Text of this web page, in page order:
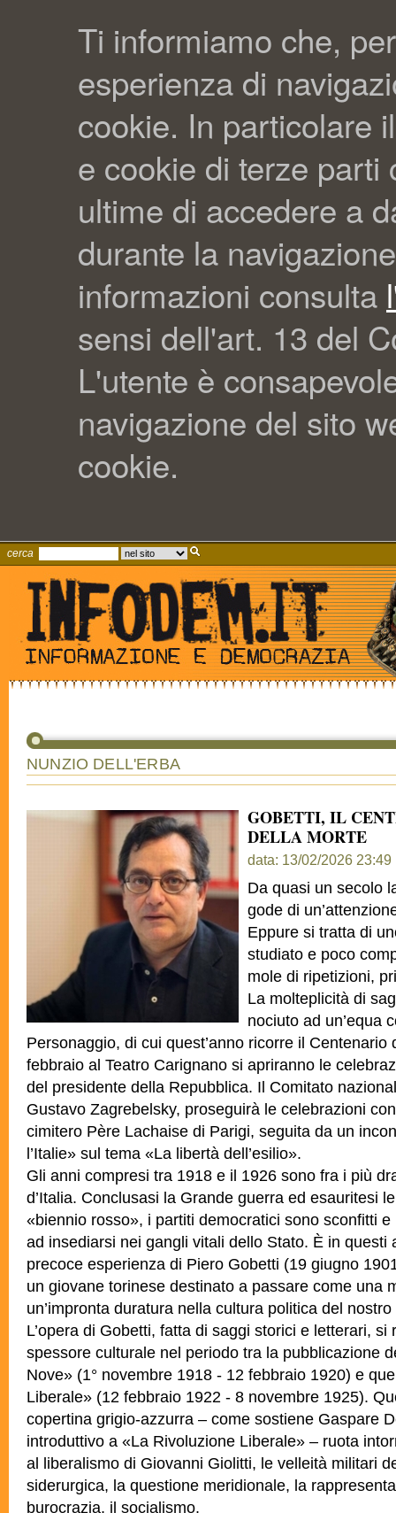
Ti informiamo che,
esperienza di
cookie. In particolare
e cookie di terze parti
ultime di accedere a
durante la
informazioni consulta
sensi dell'art. 13 del
L'utente è
navigazione del sito
cookie.
cerca
NUNZIO DELL'ERBA
GOBETTI, IL
DELLA MORTE
data: 13/02/2026 23:49
Da quasi un secolo
gode di
Eppure si tratta di
studiato e poco
mole di ripetizioni,
La molteplicità di
nociuto ad un’equa
Personaggio, di cui quest’anno ricorre il
febbraio al Teatro Carignano si apriranno le
del presidente della Repubblica. Il Comitato
Gustavo Zagrebelsky, proseguirà le celebrazioni
cimitero Père Lachaise di Parigi, seguita da un
l’Italie» sul tema «La libertà dell’esilio».
Gli anni compresi tra 1918 e il 1926 sono fra i più
d’Italia. Conclusasi la Grande guerra ed esauritesi
«biennio rosso», i partiti democratici sono sconfitti
ad insediarsi nei gangli vitali dello Stato. È in questi
precoce esperienza di Piero Gobetti (19 giugno
un giovane torinese destinato a passare come una
un’impronta duratura nella cultura politica del
L’opera di Gobetti, fatta di saggi storici e letterari, si
spessore culturale nel periodo tra la pubblicazione
Nove» (1° novembre 1918 - 12 febbraio 1920) e
Liberale» (12 febbraio 1922 - 8 novembre 1925).
copertina grigio-azzurra – come sostiene Gaspare
introduttivo a «La Rivoluzione Liberale» – ruota
al liberalismo di Giovanni Giolitti, le velleità militari
siderurgica, la questione meridionale, la
burocrazia, il socialismo.